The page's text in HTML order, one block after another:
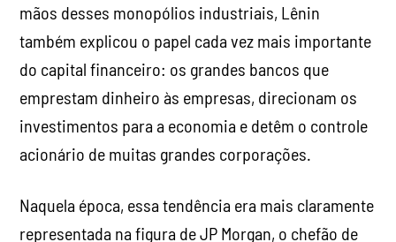
mãos desses monopólios industriais, Lênin
também explicou o papel cada vez mais importante
do capital financeiro: os grandes bancos que
emprestam dinheiro às empresas, direcionam os
investimentos para a economia e detêm o controle
acionário de muitas grandes corporações.
Naquela época, essa tendência era mais claramente
representada na figura de JP Morgan, o chefão de